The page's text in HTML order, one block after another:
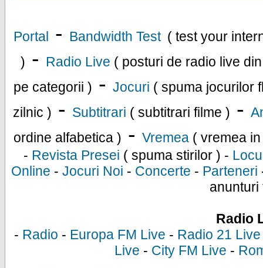
Portal - Bandwidth Test ( test your
) - Radio Live ( posturi de radio live
pe categorii ) - Jocuri ( spuma jocurilor
zilnic ) - Subtitrari ( subtitrari filme ) -
ordine alfabetica ) - Vremea ( vremea
- Revista Presei ( spuma stirilor ) -
Online - Jocuri Noi - Concerte - Parteneri
anunturi
Radio
- Radio - Europa FM Live - Radio 21 Live
Live - City FM Live -